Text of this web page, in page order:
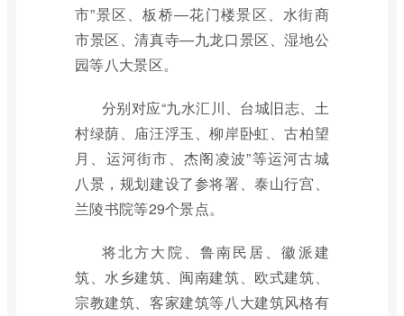
市”景区、板桥—花门楼景区、水街商
市景区、清真寺—九龙口景区、湿地公
园等八大景区。
分别对应“九水汇川、台城旧志、土
村绿荫、庙汪浮玉、柳岸卧虹、古柏望
月、运河街市、杰阁凌波”等运河古城
八景，规划建设了参将署、泰山行宫、
兰陵书院等29个景点。
将北方大院、鲁南民居、徽派建
筑、水乡建筑、闽南建筑、欧式建筑、
宗教建筑、客家建筑等八大建筑风格有